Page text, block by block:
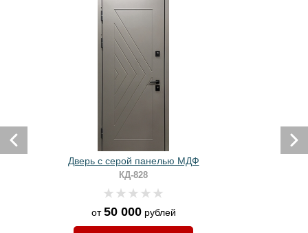
Дверь с серой панелью МДФ
КД-828
от50 000рублей